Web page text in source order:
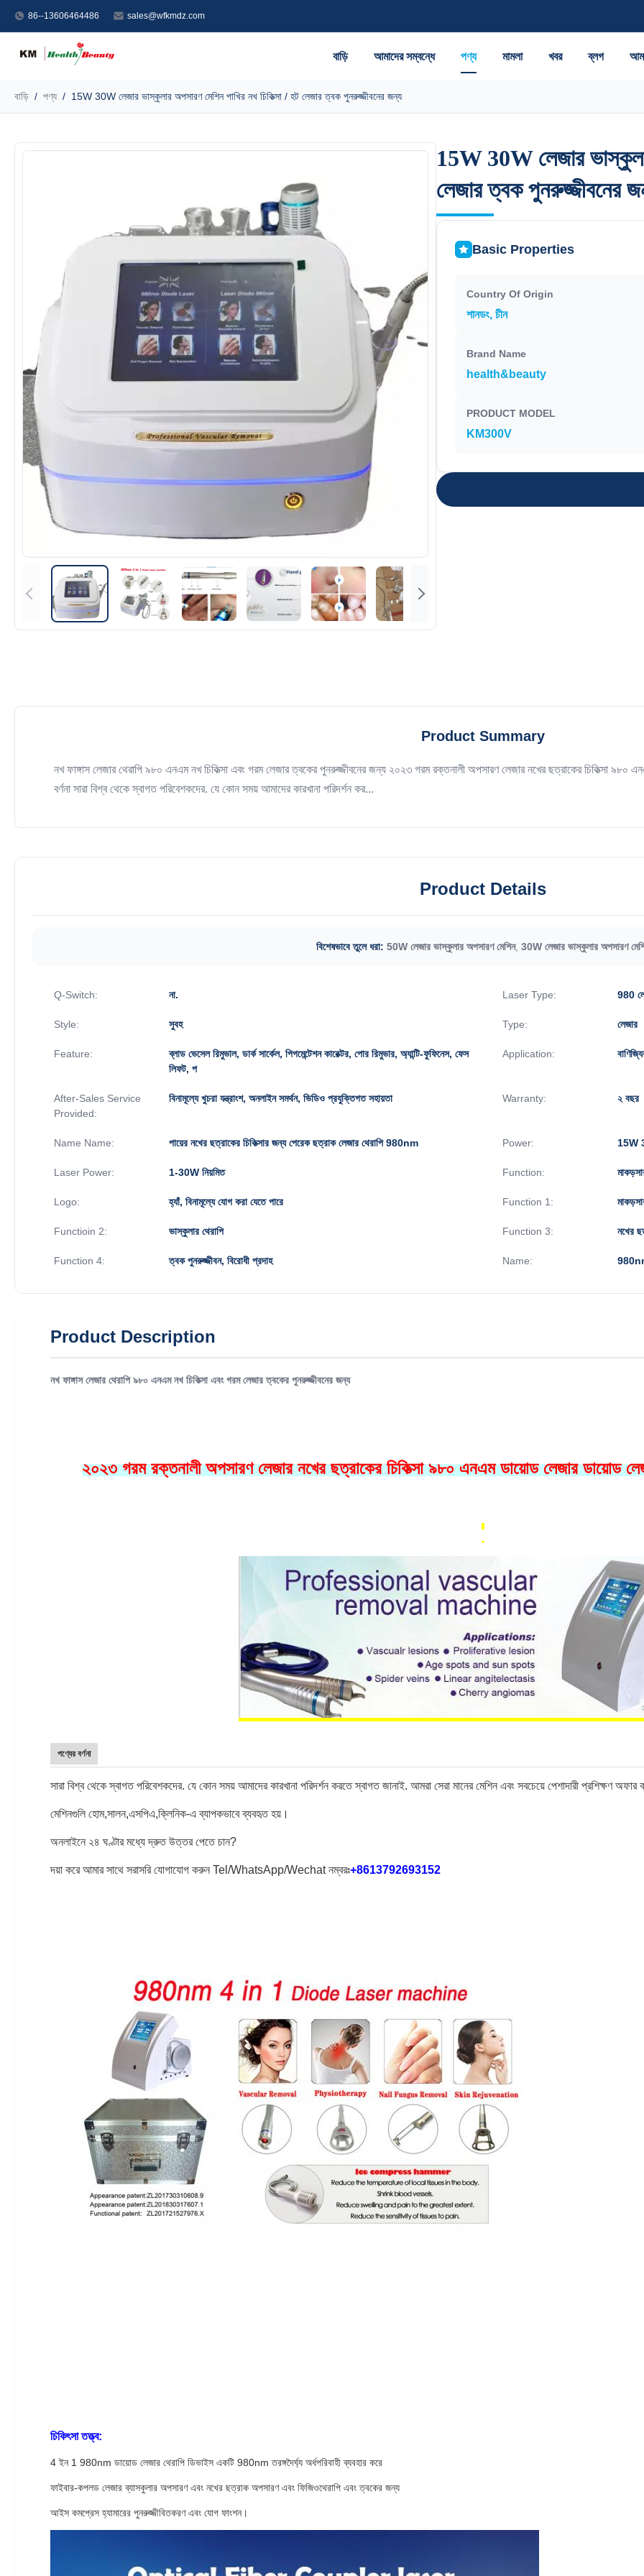
86--13606464486 sales@wfkmdz.com
বাড়ি আমাদের সম্বন্ধে পণ্য মামলা খবর ব্লগ
বাড়ি / পণ্য / 15W 30W লেজার ভাস্কুলার অপসারণ মেশিন পাখির নখ চিকিত্সা / হট লেজার ত্বক পুনরুজ্জীবনের জন্য
15W 30W লেজার
লেজার ত্বক পুনরুজ্জীবনের
15W 30W লেজার
লেজার ত্বক পুনরুজ্জীবনের
Basic Properties
Country Of Origin
শানডং, চীন
Brand Name
health&beauty
PRODUCT MODEL
KM300V
Product Summary
নখ ফাঙ্গাস লেজার থেরাপি ৯৮০ এনএম নখ চিকিত্সা এবং গরম লেজার ত্বকের পুনরুজ্জীবনের জন্য ২০২৩ গরম রক্তনালী অপসারণ লেজার নখের ছত্রাকের চিকিত্সা ৯৮০
বর্ণনা সারা বিশ্ব থেকে স্বাগত পরিবেশকদের. যে কোন সময় আমাদের কারখানা পরিদর্শন কর...
Product Details
বিশেষভাবে তুলে ধরা: 50W লেজার ভাস্কুলার অপসারণ মেশিন, 30W লেজার ভাস্কুলার অপসারণ
Q-Switch: না. Laser Type: 980
Style: সুবহ Type: লেজার
Feature:
ব্লাড ভেসেল রিমুভাল, ডার্ক সার্কেল, পিগমেন্টেশন কারেক্টর, পোর রিমুভার, অ্যান্টি-ফুফিনেস, ফেস
লিফট, প
Application:
After-Sales Service
Provided:
বিনামূল্যে খুচরা যন্ত্রাংশ, অনলাইন সমর্থন, ভিডিও প্রযুক্তিগত সহায়তা Warranty: ২ বছর
Name Name: পায়ের নখের ছত্রাকের চিকিত্সার জন্য পেরেক ছত্রাক লেজার থেরাপি 980nm Power: 15W
Laser Power: 1-30W নিয়মিত Function:
Logo: হ্যাঁ, বিনামূল্যে যোগ করা যেতে পারে Function 1:
Functioin 2: ভাস্কুলার থেরাপি Function 3: নখের
Function 4: ত্বক পুনরুজ্জীবন, বিরোধী প্রদাহ Name:
Product Description
নখ ফাঙ্গাস লেজার থেরাপি ৯৮০ এনএম নখ চিকিত্সা এবং গরম লেজার ত্বকের পুনরুজ্জীবনের জন্য
২০২৩ গরম রক্তনালী অপসারণ লেজার নখের ছত্রাকের চিকিত্সা ৯৮০ এনএম ডায়োড লেজার ডায়োড
পণ্যের বর্ণনা
সারা বিশ্ব থেকে স্বাগত পরিবেশকদের. যে কোন সময় আমাদের কারখানা পরিদর্শন করতে স্বাগত জানাই. আমরা সেরা মানের মেশিন এবং সবচেয়ে পেশাদারী প্রশিক্ষণ অফার
মেশিনগুলি হোম,সালন,এসপিএ,ক্লিনিক-এ ব্যাপকভাবে ব্যবহৃত হয়।
অনলাইনে ২৪ ঘণ্টার মধ্যে দ্রুত উত্তর পেতে চান?
দয়া করে আমার সাথে সরাসরি যোগাযোগ করুন Tel/WhatsApp/Wechat নম্বরঃ+8613792693152
চিকিৎসা তত্ত্ব:
4 ইন 1 980nm ডায়োড লেজার থেরাপি ডিভাইস একটি 980nm তরঙ্গদৈর্ঘ্য অর্ধপরিবাহী ব্যবহার করে
ফাইবার-কপলড লেজার ব্যাসকুলার অপসারণ এবং নখের ছত্রাক অপসারণ এবং ফিজিওথেরাপি এবং ত্বকের জন্য
আইস কমপ্রেস হ্যামারের পুনরুজ্জীবিতকরণ এবং যোগ ফাংশন।